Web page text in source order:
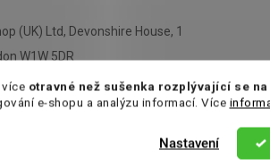
otravné než sušenka rozplývající se
e-shopu a analýzu informací. Více
Nastavení
(UK) Ltd, Devonshire House, 1
W1W 5DR